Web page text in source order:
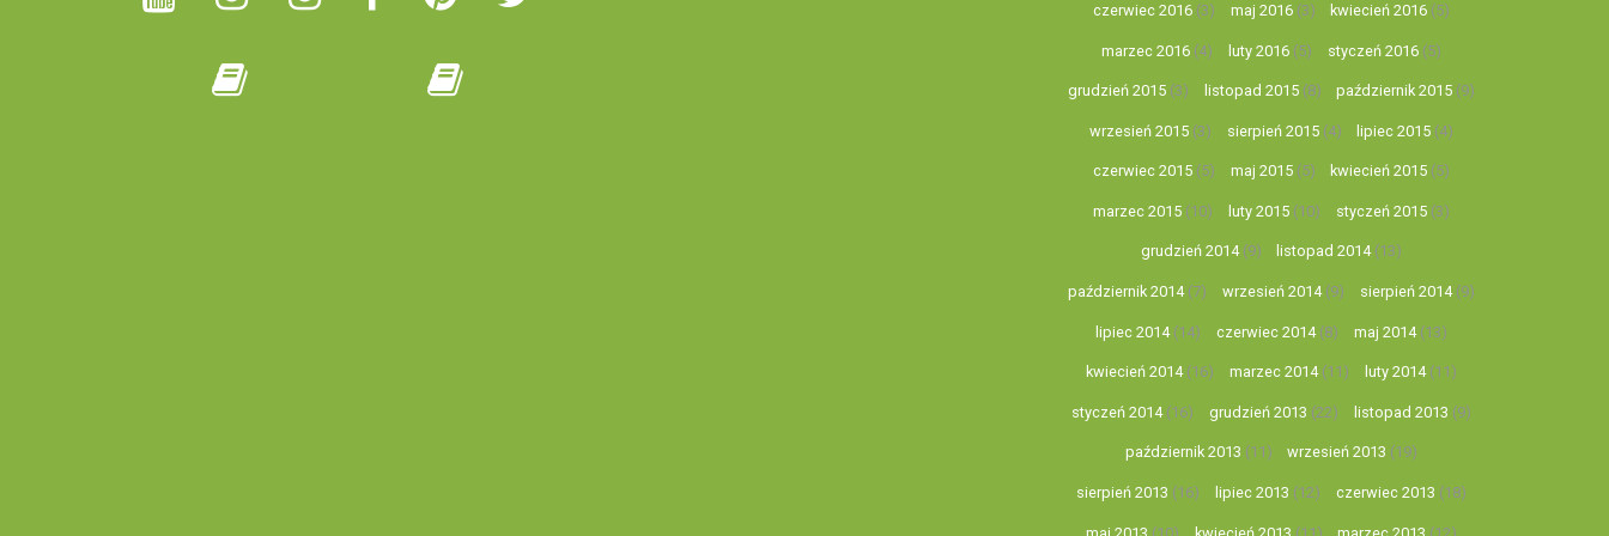
czerwiec 2016(3) maj 2016(3) kwiecień 2016 (5)
marzec 2016 (4) luty 2016 (5) styczeń 2016(5)
grudzień 2015(3) listopad 2015(8) październik 2015 (9)
wrzesień 2015(3) sierpień 2015(4) lipiec 2015 (4)
czerwiec 2015(5) maj 2015(5) kwiecień 2015 (5)
marzec 2015 (10) luty 2015 (10) styczeń 2015(3)
grudzień 2014(9) listopad 2014(13)
październik 2014(7) wrzesień 2014(9) sierpień 2014(9)
lipiec 2014(14) czerwiec 2014(8) maj 2014(13)
kwiecień 2014(16) marzec 2014(11) luty 2014(11)
styczeń 2014(16) grudzień 2013 (22) listopad 2013 (9)
październik 2013 (11) wrzesień 2013 (19)
sierpień 2013 (16) lipiec 2013 (12) czerwiec 2013 (18)